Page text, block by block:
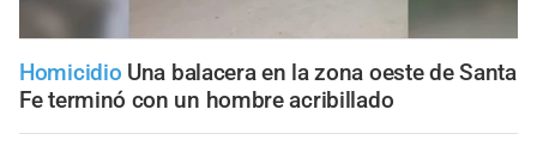
Homicidio Una balacera en la zona oeste de Santa
Fe terminó con un hombre acribillado